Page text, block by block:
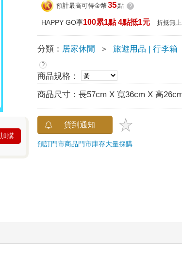
加購
預計最高可得金幣 35點 ?
HAPPY GO享100累1點 4點抵1元 折抵無
分類： 居家休閒 ＞ 旅遊用品 | 行李箱
?
商品規格：
商品尺寸：長57cm X 寬36cm X 高
貨到通知
預訂門市商品門市庫存大量採購